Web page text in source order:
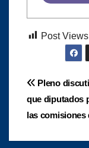
Post
de
Pleno
que diputados
las comisiones